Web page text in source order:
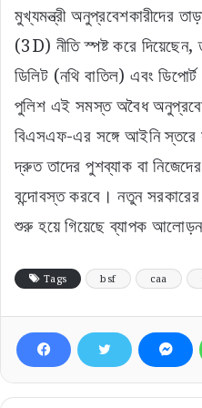
মুখ্যমন্ত্রী অনুপ্রবেশকারীদের
(3D) নীতি স্পষ্ট করে
ডিলিট (নথি বাতিল) এবং
পুলিশ এই সমস্ত অবৈধ
বিএসএফ-এর সঙ্গে আইনি
দ্রুত তাদের পুশব্যাক বা
বন্দোবস্ত করবে। নতুন
শুরু হয়ে গিয়েছে ব্যাপক
Tags bsf caa